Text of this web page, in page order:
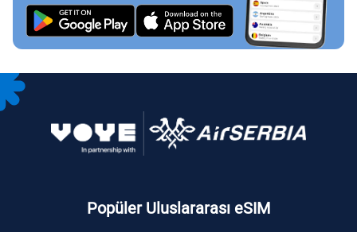
Popüler Uluslararası eSIM